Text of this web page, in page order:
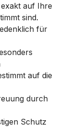
auf Ihre
sind.
für
auf die
durch
Schutz